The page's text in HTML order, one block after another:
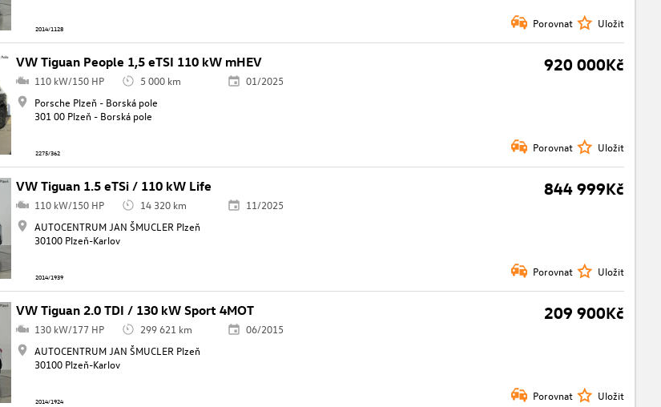
2014/1128 Porovnat Uložit
VW Tiguan People 1,5 eTSI 110 kW mHEV 920 000Kč
110 kW/150 HP 5 000 km
01/2025
Porsche Plzeň - Borská pole
301 00 Plzeň - Borská pole
2275/362 Porovnat Uložit
VW Tiguan 1.5 eTSi / 110 kW Life 844 999Kč
110 kW/150 HP 14 320 km
11/2025
AUTOCENTRUM JAN ŠMUCLER Plzeň
30100 Plzeň-Karlov
2014/1939 Porovnat Uložit
VW Tiguan 2.0 TDI / 130 kW Sport 4MOT 209 900Kč
130 kW/177 HP 299 621 km
06/2015
AUTOCENTRUM JAN ŠMUCLER Plzeň
30100 Plzeň-Karlov
2014/1924 Porovnat Uložit